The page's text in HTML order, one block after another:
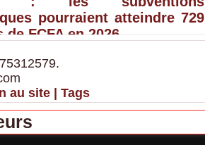
pourraient atteindre 729
FCFA en 2026
au site Tags